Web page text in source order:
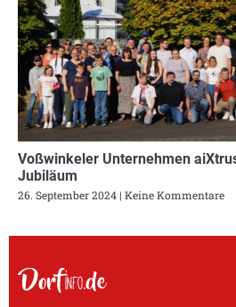
Voßwinkeler Unternehmen
Jubiläum
26. September 2024 Keine Kommentare